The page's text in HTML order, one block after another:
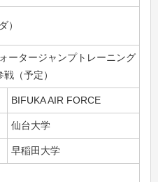
）
ータージャンプトレーニング
（予定）
BIFUKA AIR FORCE
仙台大学
早稲田大学